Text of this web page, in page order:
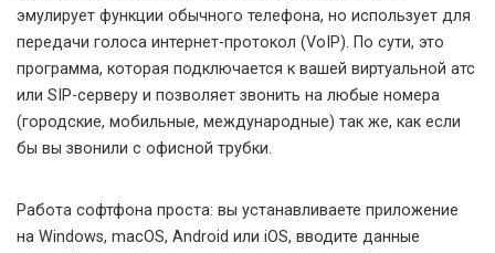
эмулирует функции обычного телефона, но использует для
передачи голоса интернет-протокол (VoIP). По сути, это
программа, которая подключается к вашей виртуальной атс
или SIP-серверу и позволяет звонить на любые номера
(городские, мобильные, международные) так же, как если
бы вы звонили с офисной трубки.
Работа софтфона проста: вы устанавливаете приложение
на Windows, macOS, Android или iOS, вводите данные